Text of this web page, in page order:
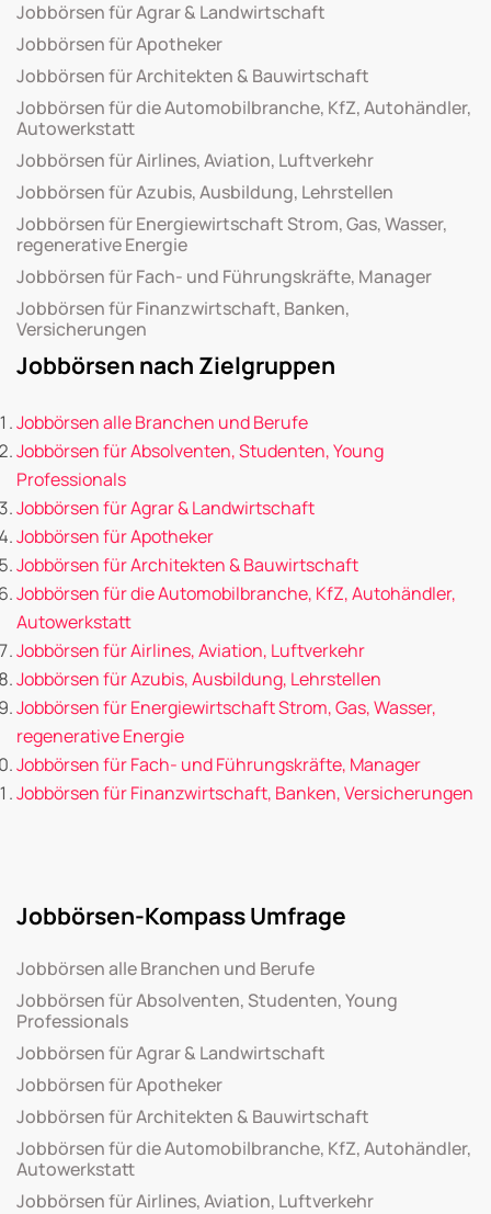
Jobbörsen für Agrar & Landwirtschaft
Jobbörsen für Apotheker
Jobbörsen für Architekten & Bauwirtschaft
Jobbörsen für die Automobilbranche, KfZ, Autohändler,
Autowerkstatt
Jobbörsen für Airlines, Aviation, Luftverkehr
Jobbörsen für Azubis, Ausbildung, Lehrstellen
Jobbörsen für Energiewirtschaft Strom, Gas, Wasser,
regenerative Energie
Jobbörsen für Fach- und Führungskräfte, Manager
Jobbörsen für Finanzwirtschaft, Banken,
Versicherungen
Jobbörsen nach Zielgruppen
Jobbörsen alle Branchen und Berufe
Jobbörsen für Absolventen, Studenten, Young
Professionals
Jobbörsen für Agrar & Landwirtschaft
Jobbörsen für Apotheker
Jobbörsen für Architekten & Bauwirtschaft
Jobbörsen für die Automobilbranche, KfZ, Autohändler,
Autowerkstatt
Jobbörsen für Airlines, Aviation, Luftverkehr
Jobbörsen für Azubis, Ausbildung, Lehrstellen
Jobbörsen für Energiewirtschaft Strom, Gas, Wasser,
regenerative Energie
Jobbörsen für Fach- und Führungskräfte, Manager
Jobbörsen für Finanzwirtschaft, Banken, Versicherungen
Jobbörsen-Kompass Umfrage
Jobbörsen alle Branchen und Berufe
Jobbörsen für Absolventen, Studenten, Young
Professionals
Jobbörsen für Agrar & Landwirtschaft
Jobbörsen für Apotheker
Jobbörsen für Architekten & Bauwirtschaft
Jobbörsen für die Automobilbranche, KfZ, Autohändler,
Autowerkstatt
Jobbörsen für Airlines, Aviation, Luftverkehr